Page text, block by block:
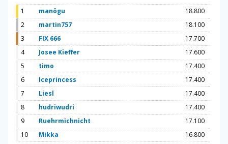
1 manögu
18.800
2
martin757
18.100
3
FIX 666
17.700
4
Josee Kieffer
17.600
5
timo
17.400
6
Iceprincess
17.400
7
Liesl
17.400
8
hudriwudri
17.400
9
Ruehrmichnicht
17.100
10
Mikka 16.800